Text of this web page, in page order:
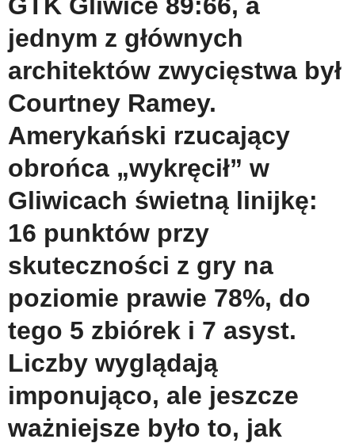
jednym z głównych
architektów zwycięstwa był
Courtney Ramey.
Amerykański rzucający
obrońca „wykręcił” w
Gliwicach świetną linijkę:
16 punktów przy
skuteczności z gry na
poziomie prawie 78%, do
tego 5 zbiórek i 7 asyst.
Liczby wyglądają
imponująco, ale jeszcze
ważniejsze było to, jak